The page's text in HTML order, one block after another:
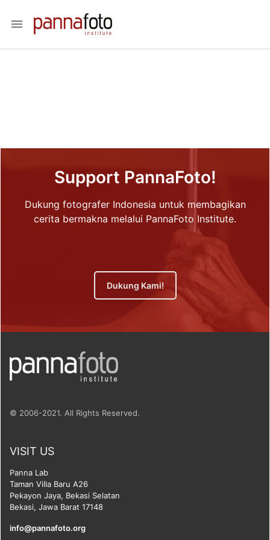
menu
Support PannaFoto!
Dukung fotografer Indonesia untuk membagikan
cerita bermakna melalui PannaFoto Institute.
Dukung Kami!
© 2006-2021. All Rights Reserved.
VISIT US
Panna Lab
Taman Villa Baru A26
Pekayon Jaya, Bekasi Selatan
Bekasi, Jawa Barat 17148
info@pannafoto.org